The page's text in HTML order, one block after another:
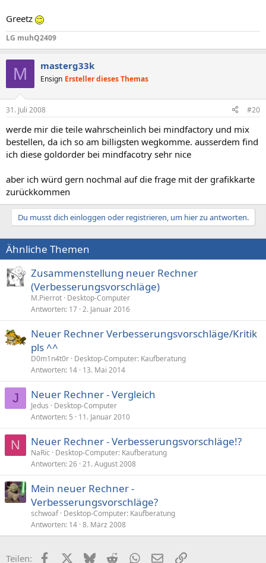
Greetz
LG muhQ2409
M masterg33k
Ensign Ersteller dieses Themas
31. Juli 2008 #20
werde mir die teile wahrscheinlich bei mindfactory und mix
bestellen, da ich so am billigsten wegkomme. ausserdem find
ich diese goldorder bei mindfacotry sehr nice
aber ich würd gern nochmal auf die frage mit der grafikkarte
zurückkommen
Du musst dich einloggen oder registrieren, um hier zu antworten.
Ähnliche Themen
Zusammenstellung neuer Rechner
(Verbesserungsvorschläge)
M.Pierrot Desktop-Computer
Antworten 17 2. Januar 2016
Neuer Rechner Verbesserungsvorschläge/Kritik
pls ^^
D0m1n4t0r Desktop-Computer: Kaufberatung
Antworten 14 13. Mai 2014
J Neuer Rechner - Vergleich
Jedus
Desktop-Computer
Antworten 5 11. Januar 2010
N Neuer Rechner - Verbesserungsvorschläge!?
NaRic
Desktop-Computer: Kaufberatung
Antworten 26 21. August 2008
Mein neuer Rechner -
Verbesserungsvorschläge?
schwoaf Desktop-Computer: Kaufberatung
Antworten 14 8. März 2008
Teilen: FacebookX (Twitter)
BlueskyRedditWhatsApp
E-MailLink